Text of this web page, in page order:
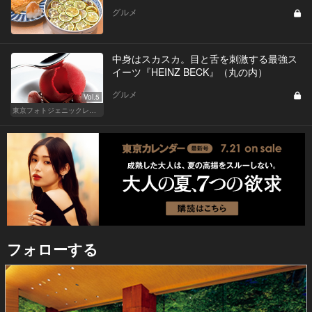
グルメ
Vol.5
中身はスカスカ。目と舌を刺激する最強ス
イーツ『HEINZ BECK』（丸の内）
グルメ
フォローする